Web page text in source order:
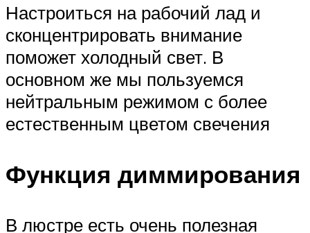
Настроиться на рабочий лад и
сконцентрировать внимание
поможет холодный свет. В
основном же мы пользуемся
нейтральным режимом с более
естественным цветом свечения
Функция диммирования
В люстре есть очень полезная